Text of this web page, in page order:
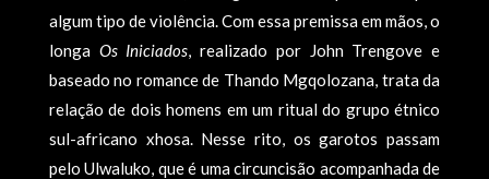
algum tipo de violência. Com essa premissa em mãos, o
longa Os Iniciados, realizado por John Trengove e
baseado no romance de Thando Mgqolozana, trata da
relação de dois homens em um ritual do grupo étnico
sul-africano xhosa. Nesse rito, os garotos passam
pelo Ulwaluko, que é uma circuncisão acompanhada de